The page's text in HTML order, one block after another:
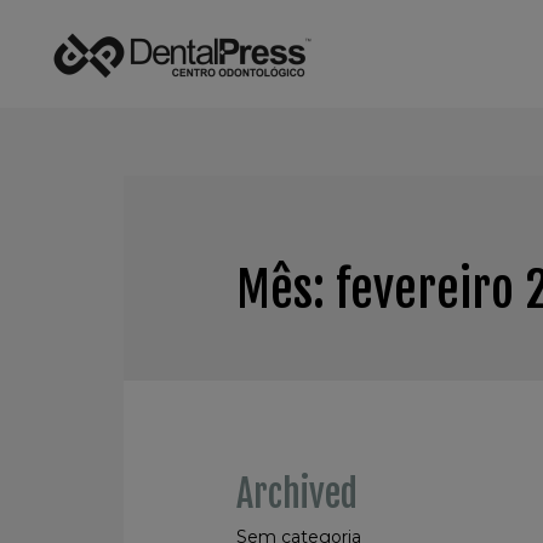
Mês: fevereiro
Archived
Sem categoria